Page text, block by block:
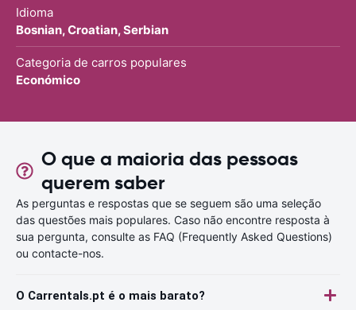
Idioma
Bosnian, Croatian, Serbian
Categoria de carros populares
Económico
O que a maioria das pessoas
querem saber
As perguntas e respostas que se seguem são uma seleção
das questões mais populares. Caso não encontre resposta à
sua pergunta, consulte as FAQ (Frequently Asked Questions)
ou contacte-nos.
O Carrentals.pt é o mais barato?